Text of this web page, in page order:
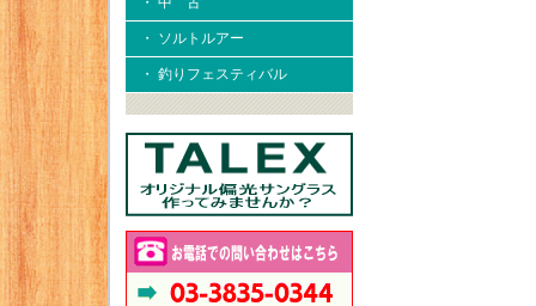
・ ソルトルアー
・ 釣りフェスティバル